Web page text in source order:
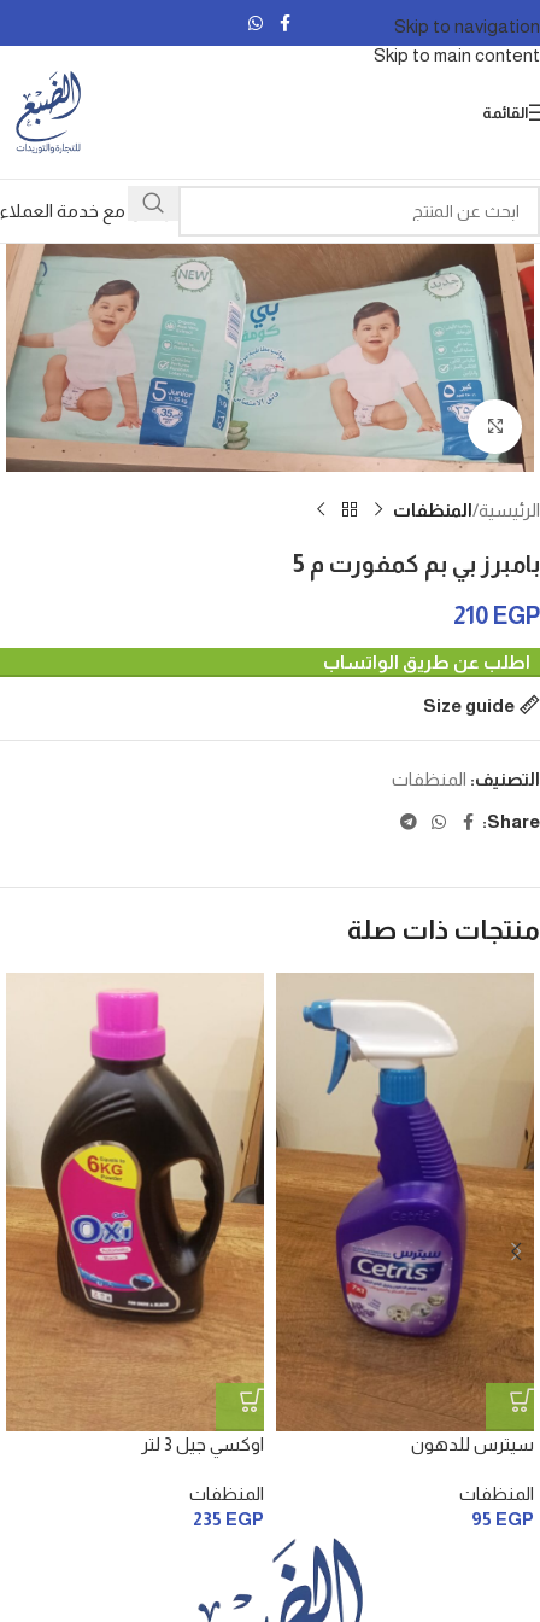
Skip to navigation
Skip to main content
القائمة
تواصل مع خدمة العملاء
Click to enlarge
الرئيسية المنظفات
بامبرز بي بم كمفورت م 5
210 EGP
اطلب عن طريق الواتساب
Size guide
التصنيف: المنظفات
Share:
منتجات ذات صلة
سيترس للدهون
المنظفات
95 EGP
اوكسي جيل 3 لتر
المنظفات
235 EGP